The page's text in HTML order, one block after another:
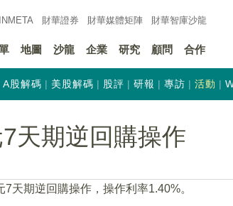
財華證券 財華媒體矩陣 財華智庫沙龍
地圖 沙龍 企業 研究 顧問 合作
A股解碼 美股解碼 股評 研報 專訪 活動
天期逆回購操作
天期逆回購操作，操作利率1.40%。